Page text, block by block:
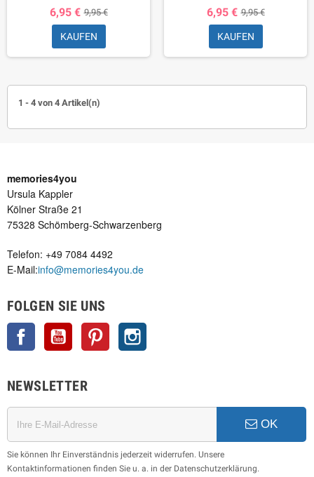
6,95 € 9,95 €
KAUFEN
6,95 € 9,95 €
KAUFEN
1 - 4 von 4 Artikel(n)
memories4you
Ursula Kappler
Kölner Straße 21
75328 Schömberg-Schwarzenberg
Telefon: +49 7084 4492
E-Mail:info@memories4you.de
FOLGEN SIE UNS
Facebook YouTube Pinterest
NEWSLETTER
OK
Sie können Ihr Einverständnis jederzeit widerrufen. Unsere
Kontaktinformationen finden Sie u. a. in der Datenschutzerklärung.